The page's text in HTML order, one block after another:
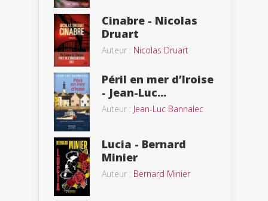
Cinabre - Nicolas
Druart
Auteur : Nicolas Druart
Péril en mer d’Iroise
- Jean-Luc...
Auteur : Jean-Luc Bannalec
Lucia - Bernard
Minier
Auteur : Bernard Minier